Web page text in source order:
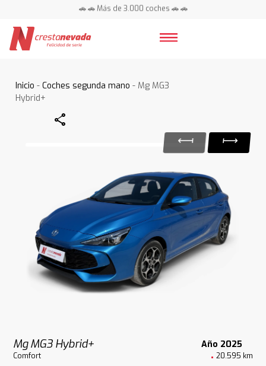
🚗 🚗 Más de 3.000 coches 🚗 🚗
Inicio -Coches segunda mano - Mg MG3
Hybrid+
Share
Mg MG3 Hybrid+ Año 2025
Comfort 20.595 km